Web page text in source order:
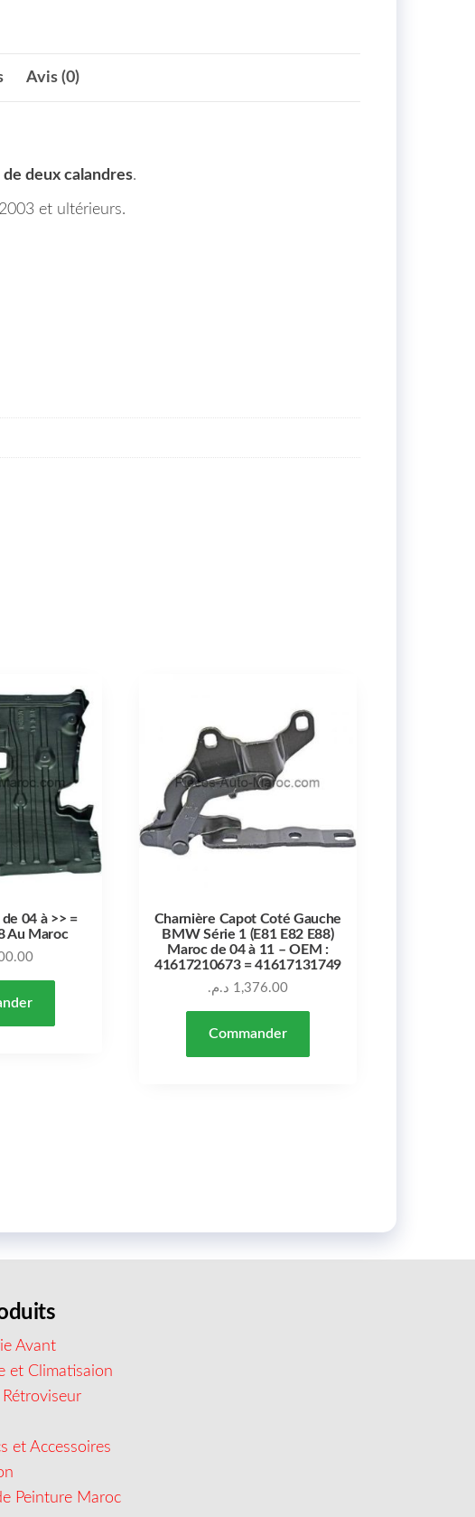
Avis (0)
de deux calandres.
et ultérieurs.
04 à >> =
Au Maroc
Charnière Capot Coté Gauche
BMW Série 1 (E81 E82 E88)
Maroc de 04 à 11 – OEM :
41617210673 = 41617131749
1,376.00 د.م.
Commander
Avant
et Climatisaion
et Accessoires
Peinture Maroc